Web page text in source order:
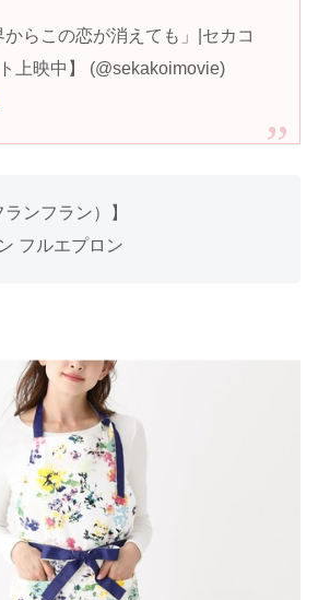
らこの恋が消えても」|セカコ
上映中】 (@sekakoimovie)
ンフラン）】
フルエプロン